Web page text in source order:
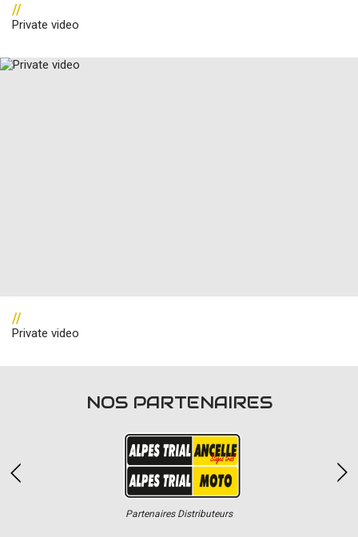
//
Private video
//
Private video
NOS PARTENAIRES
Partenaires Distributeurs